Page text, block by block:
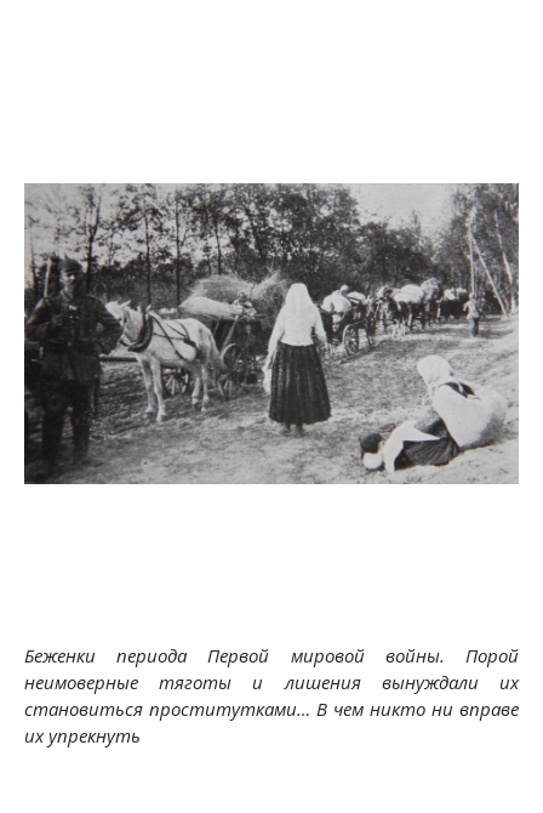
Беженки периода Первой мировой войны. Порой
неимоверные тяготы и лишения вынуждали их
становиться проститутками… В чем никто ни вправе
их упрекнуть